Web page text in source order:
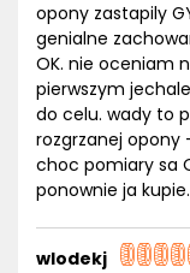
opony zastapily
genialne
OK. nie oceniam
pierwszym
do celu. wady to
rozgrzanej
choc pomiary sa
ponownie ja
wlodekj